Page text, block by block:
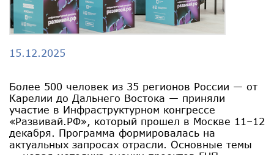
15.12.2025
Более 500 человек из 35 регионов России — от
Карелии до Дальнего Востока — приняли
участие в Инфраструктурном конгрессе
«Развивай.РФ», который прошел в Москве 11–12
декабря. Программа формировалась на
актуальных запросах отрасли. Основные темы